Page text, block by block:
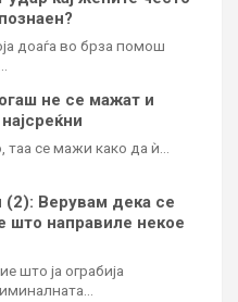
доаѓа во брза помош
не се мажат и
таа се мажи како да ѝ…
(2): Верувам дека се
што направиле некое
што ја ограбија